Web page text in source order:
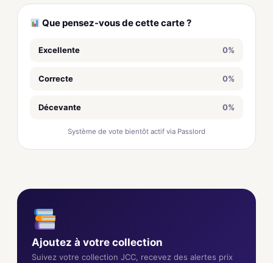
Que pensez-vous de cette carte ?
Excellente 0%
Correcte 0%
Décevante 0%
Système de vote bientôt actif via Passlord
Ajoutez à votre collection
Suivez votre collection JCC, recevez des alertes prix